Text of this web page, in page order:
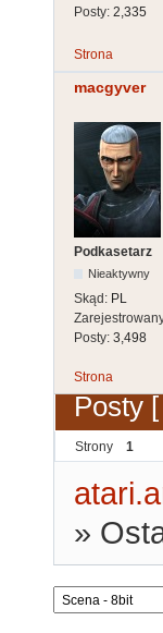
Posty: 2,335
Strona
macgyver
Podkasetarz
Nieaktywny
Skąd: PL
Posty: 3,498
Strona
Posty
Strony 1
»